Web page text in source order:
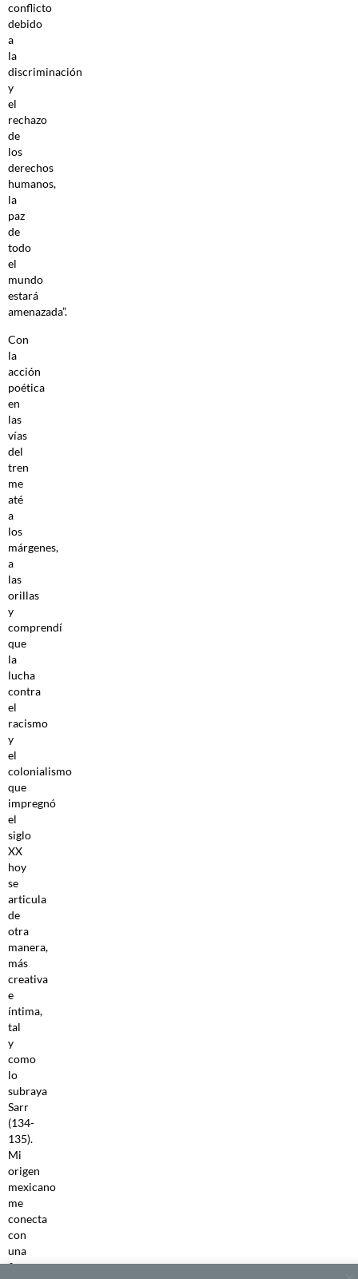
conflicto
debido
a
la
discriminación
y
el
rechazo
de
los
derechos
humanos,
la
paz
de
todo
el
mundo
estará
amenazada”.
Con
la
acción
poética
en
las
vías
del
tren
me
até
a
los
márgenes,
a
las
orillas
y
comprendí
que
la
lucha
contra
el
racismo
y
el
colonialismo
que
impregnó
el
siglo
XX
hoy
se
articula
de
otra
manera,
más
creativa
e
íntima,
tal
y
como
lo
subraya
Sarr
(134-
135).
Mi
origen
mexicano
me
conecta
con
una
figura